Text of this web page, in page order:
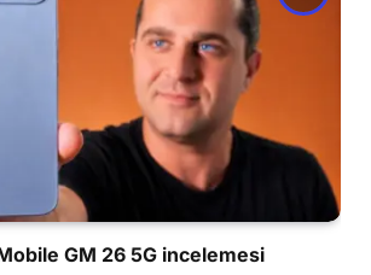
GM 26 5G incelemesi